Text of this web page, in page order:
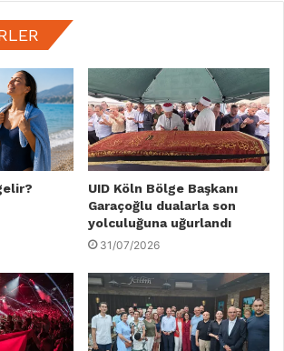
UID Köln Bölge Başkanı
Garaçoğlu dualarla son
yolculuğuna uğurlandı
31/07/2026